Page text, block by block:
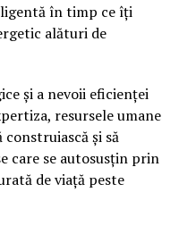
în timp ce îți
alături de
și a nevoii eficienței
resursele umane
și să
care se autosusțin prin
de viață peste